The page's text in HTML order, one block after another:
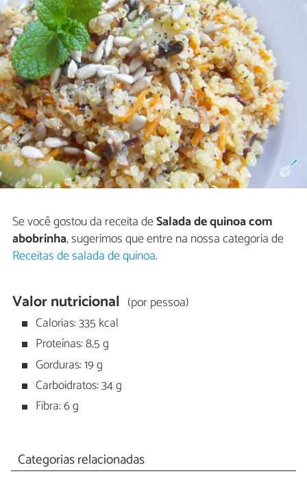
Se você gostou da receita deSalada de quinoa com
abobrinha, sugerimos que entre na nossa categoria de
Receitas de salada de quinoa.
Valor nutricional (por pessoa)
Calorias: 335 kcal
Proteínas: 8,5 g
Gorduras: 19 g
Carboidratos: 34 g
Fibra: 6 g
Categorias relacionadas